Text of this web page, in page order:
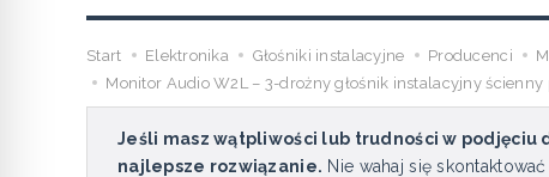
Start Elektronika Głośniki instalacyjne Producenci
Monitor Audio W2L – 3-drożny głośnik instalacyjny
Jeśli masz wątpliwości lub trudności w podjęciu
najlepsze rozwiązanie. Nie wahaj się